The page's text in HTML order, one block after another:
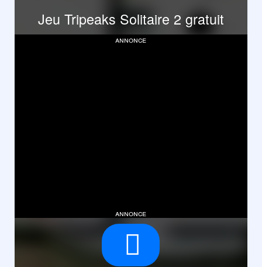
Jeu Tripeaks Solitaire 2 gratuit
annonce
annonce